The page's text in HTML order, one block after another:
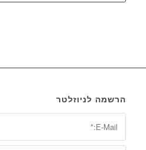
הרשמה לניוזלטר